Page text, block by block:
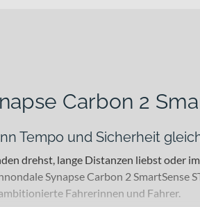
Carbon 2
Tempo und Sicherheit
drehst, lange Distanzen liebst oder
Synapse Carbon 2
Fahrerinnen und Fahrer.